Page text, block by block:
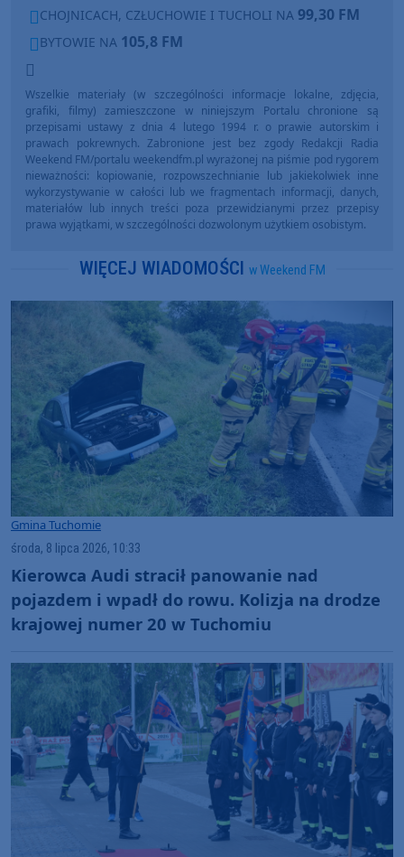
CHOJNICACH, CZŁUCHOWIE I TUCHOLI NA 99,30 FM
BYTOWIE NA 105,8 FM
Wszelkie materiały (w szczególności informacje lokalne, zdjęcia,
grafiki, filmy) zamieszczone w niniejszym Portalu chronione są
przepisami ustawy z dnia 4 lutego 1994 r. o prawie autorskim i
prawach pokrewnych. Zabronione jest bez zgody Redakcji Radia
Weekend FM/portalu weekendfm.pl wyrażonej na piśmie pod rygorem
nieważności: kopiowanie, rozpowszechnianie lub jakiekolwiek inne
wykorzystywanie w całości lub we fragmentach informacji, danych,
materiałów lub innych treści poza przewidzianymi przez przepisy
prawa wyjątkami, w szczególności dozwolonym użytkiem osobistym.
WIĘCEJ WIADOMOŚCI w Weekend FM
Gmina Tuchomie
środa, 8 lipca 2026, 10:33
Kierowca Audi stracił panowanie nad
pojazdem i wpadł do rowu. Kolizja na drodze
krajowej numer 20 w Tuchomiu